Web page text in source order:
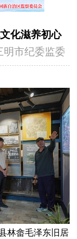
化滋养初心
市纪委监委
林畲毛泽东旧居